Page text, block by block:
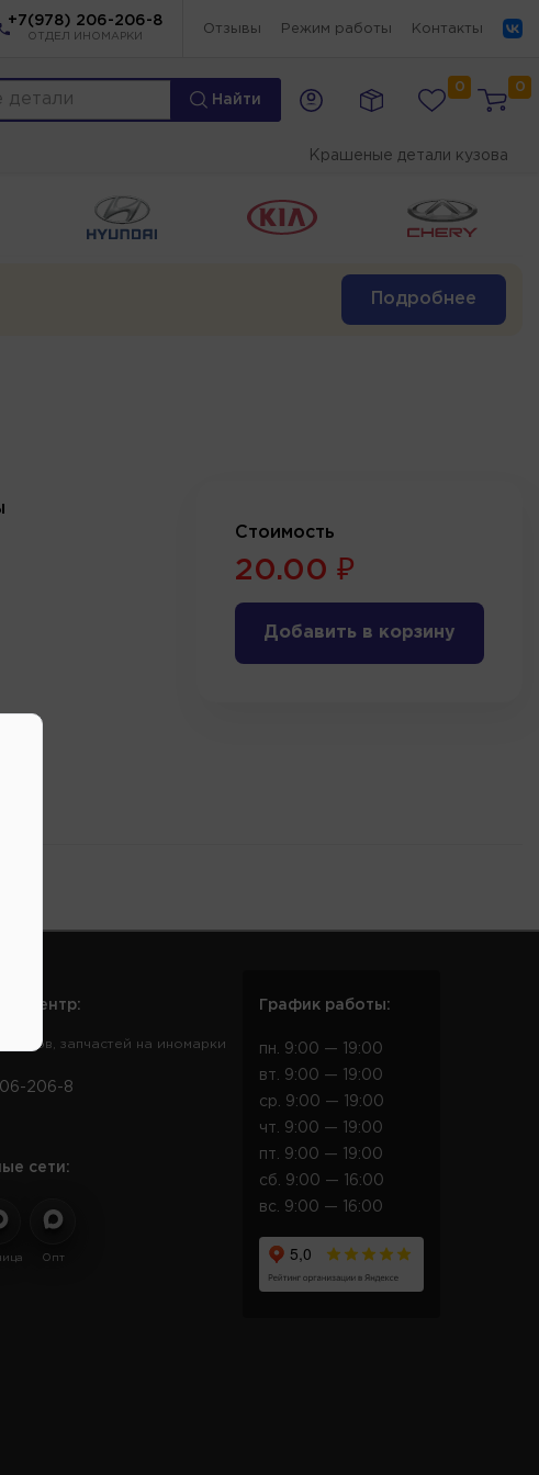
+7(978) 206-206-8
ОТДЕЛ ИНОМАРКИ
Отзывы Режим работы Контакты
Найти
0 0
Крашеные детали кузова
Подробнее
Стоимость
20.00 ₽
Добавить в корзину
центр:
дисков, запчастей на иномарки
206-8
сети:
Опт
График работы:
пн. 9:00 — 19:00
вт. 9:00 — 19:00
ср. 9:00 — 19:00
чт. 9:00 — 19:00
пт. 9:00 — 19:00
сб. 9:00 — 16:00
вс. 9:00 — 16:00